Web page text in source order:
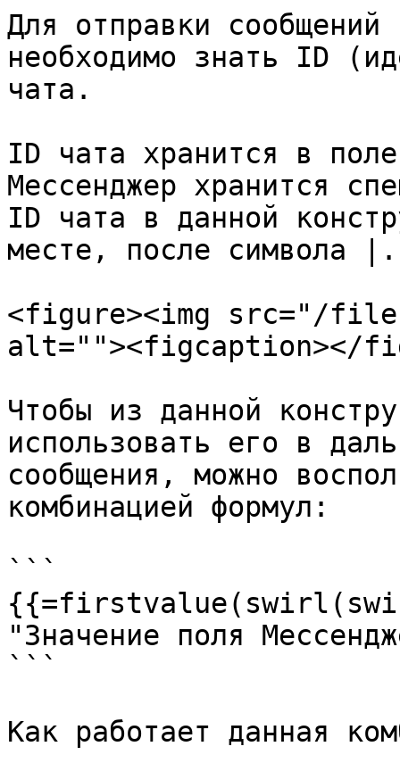
Для отправки
необходимо знать ID
чата.
ID чата хранится в
Мессенджер хранится
ID чата в данной
месте, после символа |.
<figure><img src="/files/
alt=""><figcaption></
Чтобы из данной
использовать его в
сообщения, можно
комбинацией формул:
```
"Значение поля
```
Как работает данная